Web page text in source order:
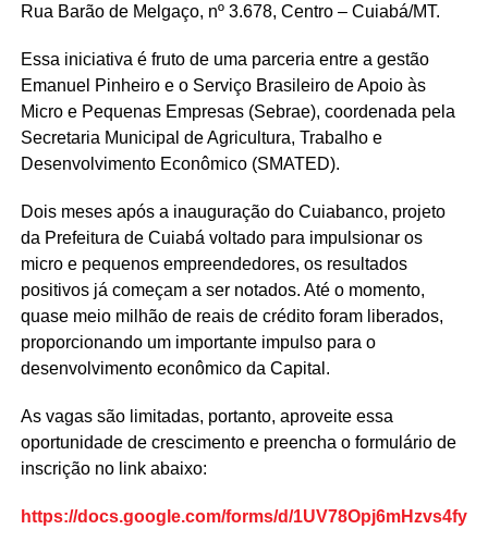
Rua Barão de Melgaço, nº 3.678, Centro – Cuiabá/MT.
Essa iniciativa é fruto de uma parceria entre a gestão
Emanuel Pinheiro e o Serviço Brasileiro de Apoio às
Micro e Pequenas Empresas (Sebrae), coordenada pela
Secretaria Municipal de Agricultura, Trabalho e
Desenvolvimento Econômico (SMATED).
Dois meses após a inauguração do Cuiabanco, projeto
da Prefeitura de Cuiabá voltado para impulsionar os
micro e pequenos empreendedores, os resultados
positivos já começam a ser notados. Até o momento,
quase meio milhão de reais de crédito foram liberados,
proporcionando um importante impulso para o
desenvolvimento econômico da Capital.
As vagas são limitadas, portanto, aproveite essa
oportunidade de crescimento e preencha o formulário de
inscrição no link abaixo:
https://docs.google.com/forms/d/